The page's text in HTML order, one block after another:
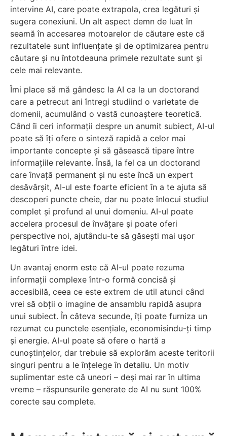
intervine AI, care poate extrapola, crea legături și
sugera conexiuni. Un alt aspect demn de luat în
seamă în accesarea motoarelor de căutare este că
rezultatele sunt influențate și de optimizarea pentru
căutare și nu întotdeauna primele rezultate sunt și
cele mai relevante.
Îmi place să mă gândesc la AI ca la un doctorand
care a petrecut ani întregi studiind o varietate de
domenii, acumulând o vastă cunoaștere teoretică.
Când îi ceri informații despre un anumit subiect, AI-ul
poate să îți ofere o sinteză rapidă a celor mai
importante concepte și să găsească tipare între
informațiile relevante. Însă, la fel ca un doctorand
care învață permanent și nu este încă un expert
desăvârșit, AI-ul este foarte eficient în a te ajuta să
descoperi puncte cheie, dar nu poate înlocui studiul
complet și profund al unui domeniu. AI-ul poate
accelera procesul de învățare și poate oferi
perspective noi, ajutându-te să găsești mai ușor
legături între idei.
Un avantaj enorm este că AI-ul poate rezuma
informații complexe într-o formă concisă și
accesibilă, ceea ce este extrem de util atunci când
vrei să obții o imagine de ansamblu rapidă asupra
unui subiect. În câteva secunde, îți poate furniza un
rezumat cu punctele esențiale, economisindu-ți timp
și energie. AI-ul poate să ofere o hartă a
cunoștințelor, dar trebuie să explorăm aceste teritorii
singuri pentru a le înțelege în detaliu. Un motiv
suplimentar este că uneori – deși mai rar în ultima
vreme – răspunsurile generate de AI nu sunt 100%
corecte sau complete.